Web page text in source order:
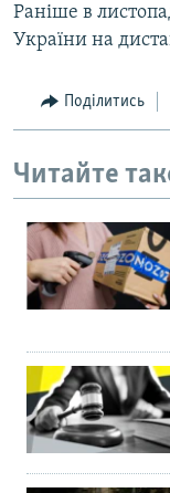
Раніше в
України на
Поділитись
Читайте